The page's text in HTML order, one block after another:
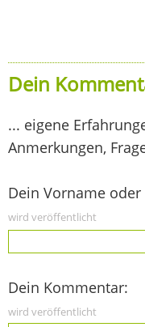
Dein
... eigene
Anmerkungen,
Dein Vorname
wird veröffentlicht
Dein Kommentar:
wird veröffentlicht